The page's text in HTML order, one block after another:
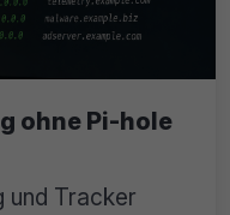
ohne Pi-hole
und Tracker